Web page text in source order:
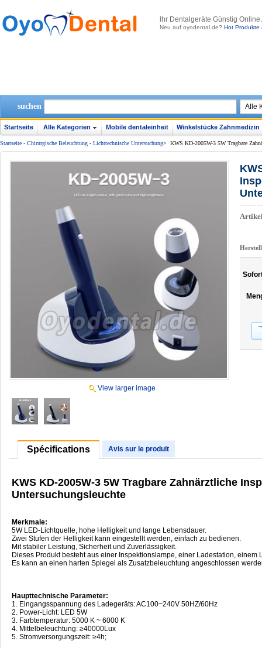
lhr Dentalgeräte Günstig
Neu auf oyodental.de? Hot Produkte
suchen
Startseite Alle Kategorien Mobile dentaleinheit Winkelstücke Zahnmedizin
Startseite - Chirurgische Beleuchtung - Lichttechnische Untersuchung> KWS KD-2005W-3 5W Tragbare
View larger image
Spécifications Avis sur le produit
KWS KD-2005W-3 5W Tragbare Zahnärztliche
Untersuchungsleuchte
Merkmale:
5W LED-Lichtquelle, hohe Helligkeit und lange Lebensdauer.
Zwei Stufen der Helligkeit kann eingestellt werden, einfach zu bedienen.
Mit stabiler Leistung, Sicherheit und Zuverlässigkeit.
Dieses Produkt besteht aus einer Inspektionslampe, einer Ladestation, einem
Es kann an einen harten Spiegel als Zusatzbeleuchtung angeschlossen
Haupttechnische Parameter:
1. Eingangsspannung des Ladegeräts: AC100~240V 50HZ/60Hz
2. Power-Licht: LED 5W
3. Farbtemperatur: 5000 K ~ 6000 K
4. Mittelbeleuchtung: ≥40000Lux
5. Stromversorgungszeit: ≥4h;